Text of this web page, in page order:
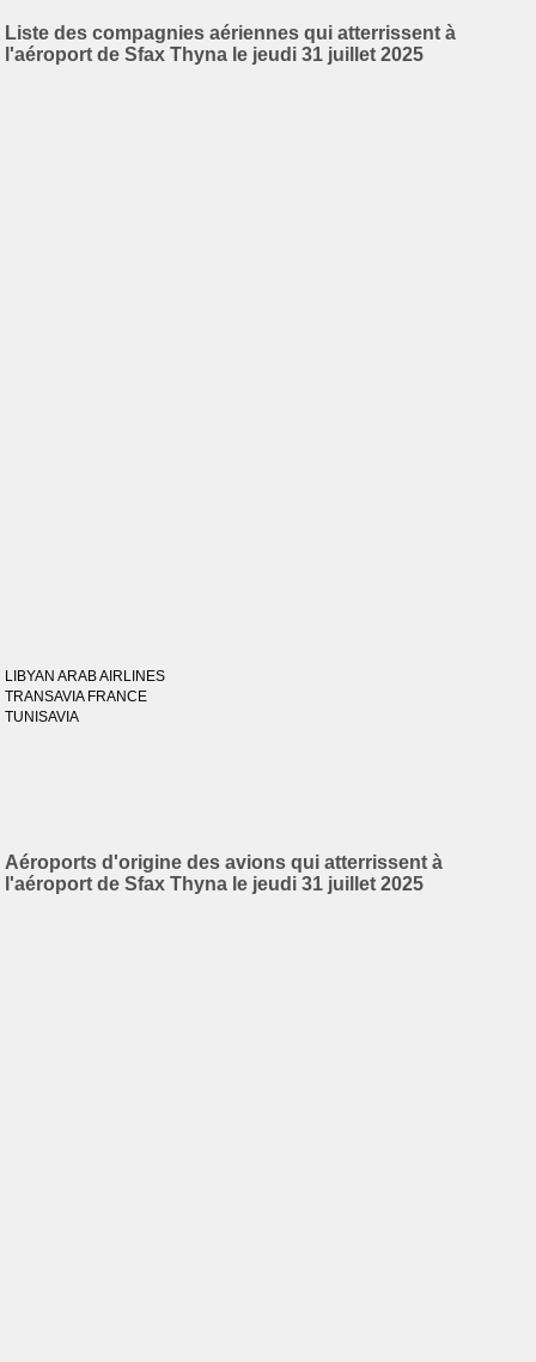
Liste des compagnies aériennes qui atterrissent à
l'aéroport de Sfax Thyna le jeudi 31 juillet 2025
LIBYAN ARAB AIRLINES
TRANSAVIA FRANCE
TUNISAVIA
Aéroports d'origine des avions qui atterrissent à
l'aéroport de Sfax Thyna le jeudi 31 juillet 2025